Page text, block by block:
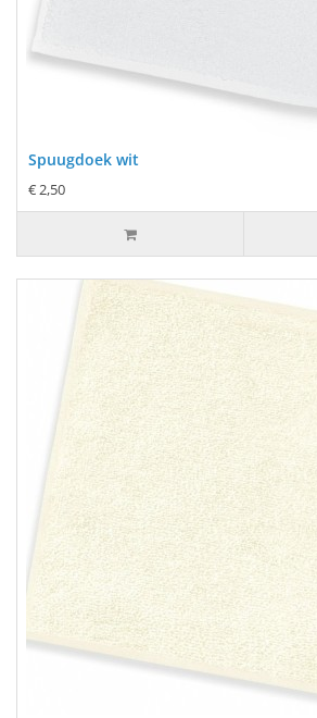
Spuugdoek wit
€ 2,50